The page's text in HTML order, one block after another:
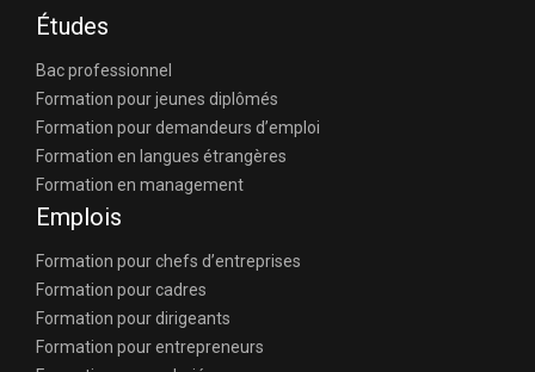
Études
Bac professionnel
Formation pour jeunes diplômés
Formation pour demandeurs d’emploi
Formation en langues étrangères
Formation en management
Emplois
Formation pour chefs d’entreprises
Formation pour cadres
Formation pour dirigeants
Formation pour entrepreneurs